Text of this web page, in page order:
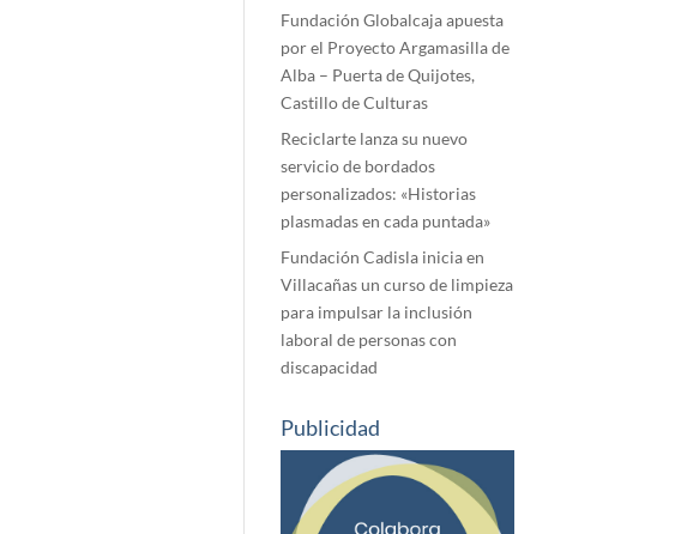
Fundación Globalcaja apuesta
por el Proyecto Argamasilla de
Alba – Puerta de Quijotes,
Castillo de Culturas
Reciclarte lanza su nuevo
servicio de bordados
personalizados: «Historias
plasmadas en cada puntada»
Fundación Cadisla inicia en
Villacañas un curso de limpieza
para impulsar la inclusión
laboral de personas con
discapacidad
Publicidad